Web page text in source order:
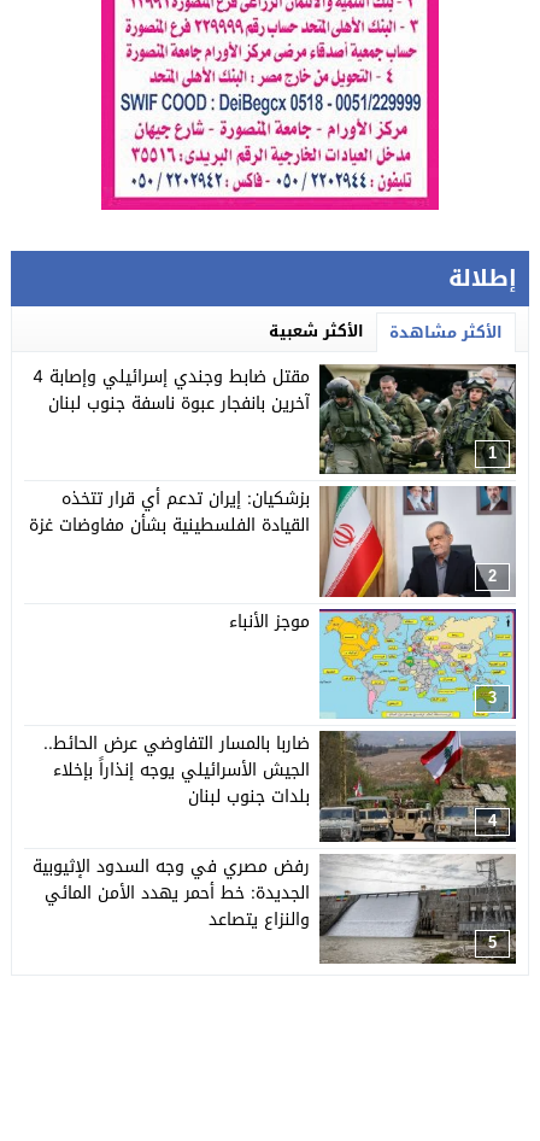
إطلالة
الأكثر مشاهدة الأكثر شعبية
1
مقتل ضابط وجندي إسرائيلي وإصابة 4
آخرين بانفجار عبوة ناسفة جنوب لبنان
2
بزشكيان: إيران تدعم أي قرار تتخذه
القيادة الفلسطينية بشأن مفاوضات غزة
3
موجز الأنباء
4
ضاربا بالمسار التفاوضي عرض الحائط..
الجيش الأسرائيلي يوجه إنذاراً بإخلاء
بلدات جنوب لبنان
5
رفض مصري في وجه السدود الإثيوبية
الجديدة: خط أحمر يهدد الأمن المائي
والنزاع يتصاعد